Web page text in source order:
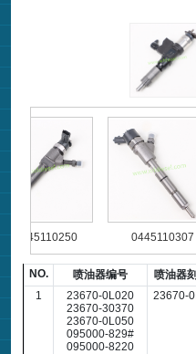
0445110250 0445110307
NO. 喷油器编号
喷油器
1
23670-0L020
23670-30370
23670-0L050
095000-829#
095000-8220
23670-